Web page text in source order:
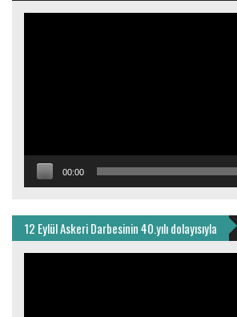
00:00
12 Eylül Askeri Darbesinin 40.yılı dolayısıyla